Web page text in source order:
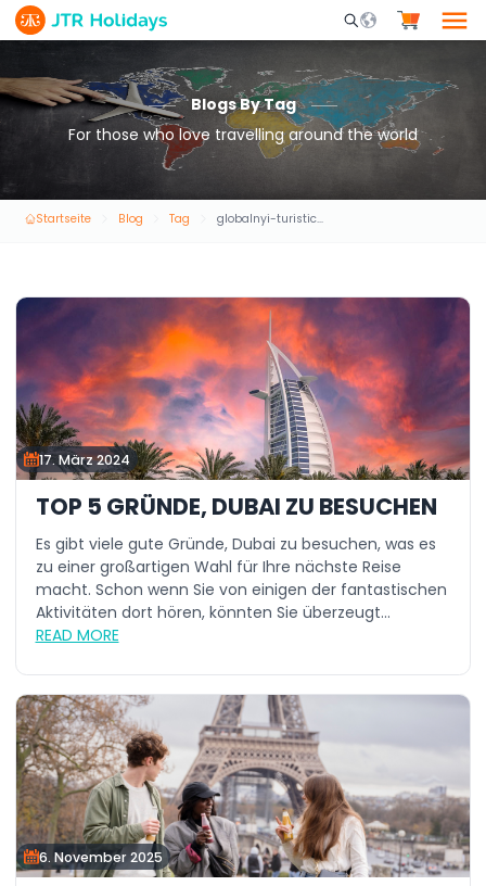
Mobile Search
Blogs By Tag
For those who love travelling around the world
Startseite Blog Tag globalnyi-turisticeskii-brend
17. März 2024
TOP 5 GRÜNDE, DUBAI ZU BESUCHEN
Es gibt viele gute Gründe, Dubai zu besuchen, was es
zu einer großartigen Wahl für Ihre nächste Reise
macht. Schon wenn Sie von einigen der fantastischen
Aktivitäten dort hören, könnten Sie überzeugt...
READ MORE
6. November 2025